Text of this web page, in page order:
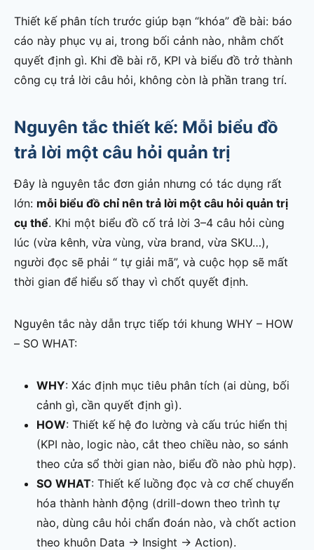
Thiết kế phân tích trước giúp bạn “khóa” đề bài: báo
cáo này phục vụ ai, trong bối cảnh nào, nhằm chốt
quyết định gì. Khi đề bài rõ, KPI và biểu đồ trở thành
công cụ trả lời câu hỏi, không còn là phần trang trí.
Nguyên tắc thiết kế: Mỗi biểu đồ
trả lời một câu hỏi quản trị
Đây là nguyên tắc đơn giản nhưng có tác dụng rất
lớn: mỗi biểu đồ chỉ nên trả lời một câu hỏi quản trị
cụ thể. Khi một biểu đồ cố trả lời 3–4 câu hỏi cùng
lúc (vừa kênh, vừa vùng, vừa brand, vừa SKU…),
người đọc sẽ phải “ tự giải mã”, và cuộc họp sẽ mất
thời gian để hiểu số thay vì chốt quyết định.
Nguyên tắc này dẫn trực tiếp tới khung WHY – HOW
– SO WHAT:
WHY: Xác định mục tiêu phân tích (ai dùng, bối
cảnh gì, cần quyết định gì).
HOW: Thiết kế hệ đo lường và cấu trúc hiển thị
(KPI nào, logic nào, cắt theo chiều nào, so sánh
theo cửa sổ thời gian nào, biểu đồ nào phù hợp).
SO WHAT: Thiết kế luồng đọc và cơ chế chuyển
hóa thành hành động (drill-down theo trình tự
nào, dùng câu hỏi chẩn đoán nào, và chốt action
theo khuôn Data → Insight → Action).